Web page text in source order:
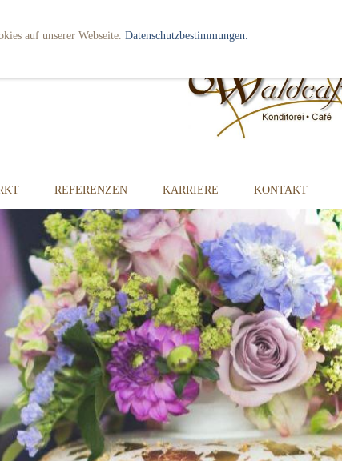
REFERENZEN KARRIERE KONTAKT
auf unserer Webseite. Datenschutzbestimmungen.